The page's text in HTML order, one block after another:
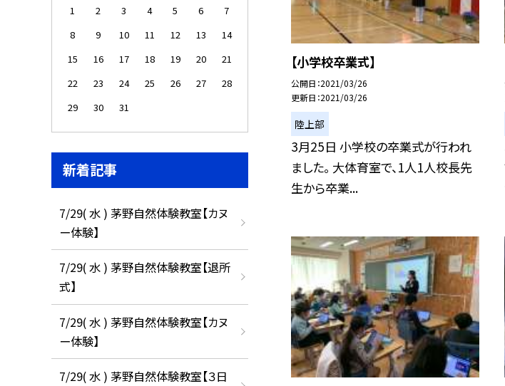
【小学校卒業式】
公開日 2021/03/26
更新日 2021/03/26
陸上部
3月25日 小学校の卒業式が行われ
ました。 大体育室で、1人1人校長先
生から卒業...
1 2 3 4 5 6
7
8
9 10 11 12 13
14
15
16 17 18 19 20
21
22
23 24 25 26 27
28
29
30 31
新着記事
7/29( 水 ) 茅野自然体験教室【カヌ
ー体験】
7/29( 水 ) 茅野自然体験教室【退所
式】
7/29( 水 ) 茅野自然体験教室【カヌ
ー体験】
7/29( 水 ) 茅野自然体験教室【３日